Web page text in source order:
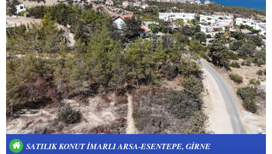
SATILIK KONUT İMARLI ARSA-ESENTEPE, GIRNE